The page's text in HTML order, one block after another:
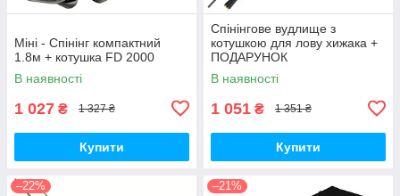
Міні - Спінінг компактний
1.8м + котушка FD 2000
В наявності
1 027 ₴ 1 327 ₴
Купити
Спінінгове вудлище з
котушкою для лову хижака +
ПОДАРУНОК
В наявності
1 051 ₴ 1 351 ₴
Купити
–22% –21%